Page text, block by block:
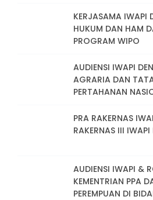
KERJASAMA IWAPI
HUKUM DAN HAM
PROGRAM WIPO
AUDIENSI IWAPI
AGRARIA DAN
PERTAHANAN
PRA RAKERNAS
RAKERNAS III
AUDIENSI IWAPI &
KEMENTRIAN PPA
PEREMPUAN DI